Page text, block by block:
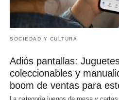
SOCIEDAD Y CULTURA
Adiós pantallas:
coleccionables y
boom de ventas para